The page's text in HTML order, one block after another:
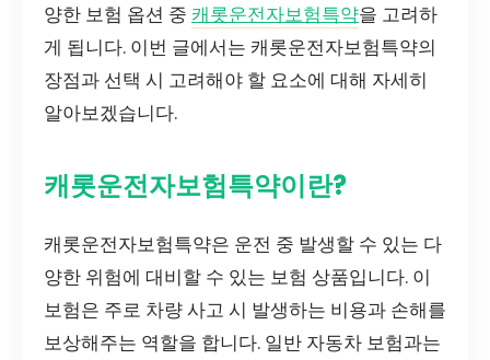
양한 보험 옵션 중 캐롯운전자보험특약을 고려하
게 됩니다. 이번 글에서는 캐롯운전자보험특약의
장점과 선택 시 고려해야 할 요소에 대해 자세히
알아보겠습니다.
캐롯운전자보험특약이란?
캐롯운전자보험특약은 운전 중 발생할 수 있는 다
양한 위험에 대비할 수 있는 보험 상품입니다. 이
보험은 주로 차량 사고 시 발생하는 비용과 손해를
보상해주는 역할을 합니다. 일반 자동차 보험과는